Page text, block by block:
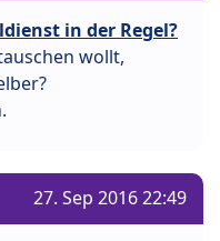
in der Regel?
wollt,
27. Sep 2016 22:49